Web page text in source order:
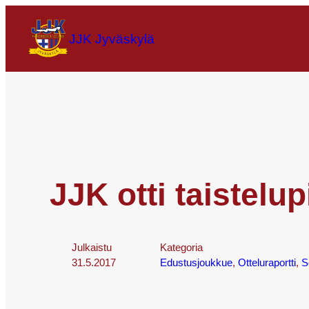
JJK Jyväskylä
JJK otti
Julkaistu
31.5.2017
Kategoria
Edustusjoukkue, Otteluraportti,